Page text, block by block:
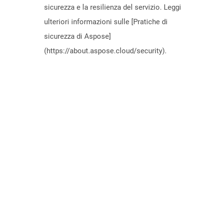
sicurezza e la resilienza del servizio. Leggi
ulteriori informazioni sulle [Pratiche di
sicurezza di Aspose]
(https://about.aspose.cloud/security).